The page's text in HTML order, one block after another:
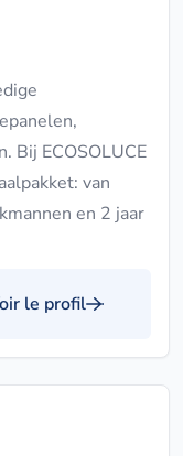
Bij ECOSOLUCE
van
en 2 jaar
le profil